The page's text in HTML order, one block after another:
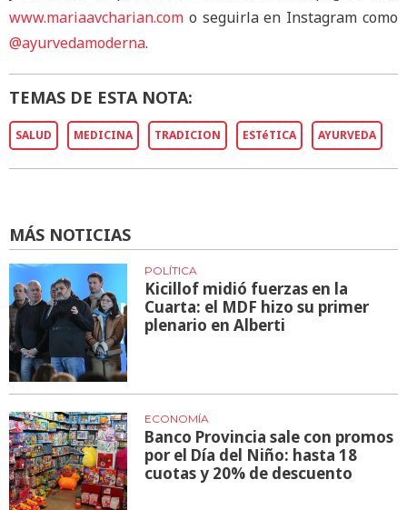
www.mariaavcharian.com o seguirla en Instagram como
@ayurvedamoderna.
TEMAS DE ESTA NOTA:
SALUD MEDICINA TRADICION ESTéTICA AYURVEDA
MÁS NOTICIAS
POLÍTICA
Kicillof midió fuerzas en la
Cuarta: el MDF hizo su primer
plenario en Alberti
ECONOMÍA
Banco Provincia sale con promos
por el Día del Niño: hasta 18
cuotas y 20% de descuento